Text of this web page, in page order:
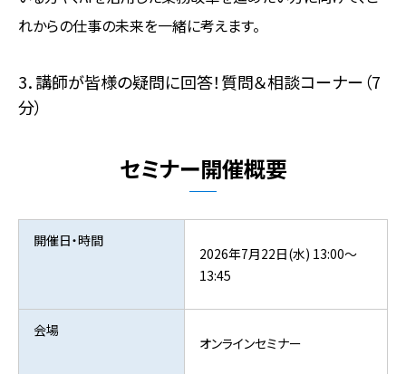
れからの仕事の未来を一緒に考えます。
3．講師が皆様の疑問に回答！質問＆相談コーナー（7
分）
セミナー開催概要
開催日・時間
2026年7月22日(水) 13:00～
13:45
会場
オンラインセミナー